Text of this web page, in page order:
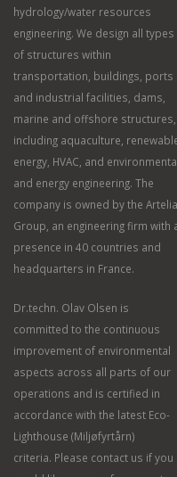
hydrology/water resources
engineering. We design all types
of structures within
transportation, buildings, ports
and industrial facilities, dams,
marine and offshore structures,
including aquaculture,
energy, HVAC, and
and energy engineering. The
company is owned by the Artelia
Group, an engineering firm with
presence in 40 countries and
headquarters in France.
Dr.techn. Olav Olsen is
committed to the continuous
improvement of environmental
aspects across all parts of our
operations and is certified in
accordance with the latest Eco-
Lighthouse (Miljøfyrtårn)
criteria. Please contact us if you